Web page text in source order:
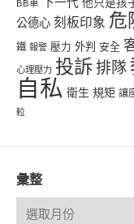
BB車
公德心 刻板印象 危
鐵 報警 壓力 外判 安全
心理壓力 投訴排隊
自私 衛生 規矩 讓
𨋢
彙整